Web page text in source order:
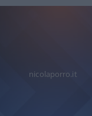
nicolaporro.it